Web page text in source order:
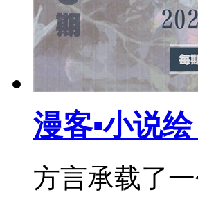
漫客▪小说绘
方言承载了